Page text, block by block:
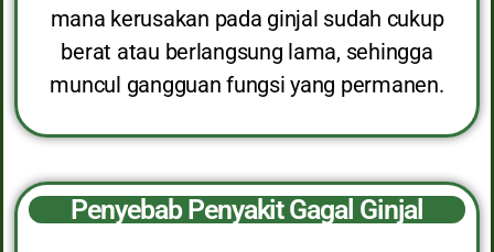
mana kerusakan pada ginjal sudah cukup
berat atau berlangsung lama, sehingga
muncul gangguan fungsi yang permanen.
Penyebab Penyakit Gagal Ginjal